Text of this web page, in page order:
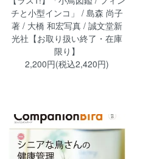
チと小型インコ」 / 島森 尚子
著 / 大橋 和宏写真 / 誠文堂新
光社【お取り扱い終了・在庫
限り】
2,200円(税込2,420円)